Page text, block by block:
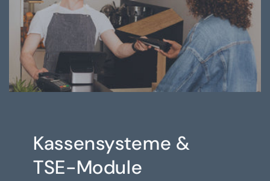
Kassensysteme &
TSE-Module